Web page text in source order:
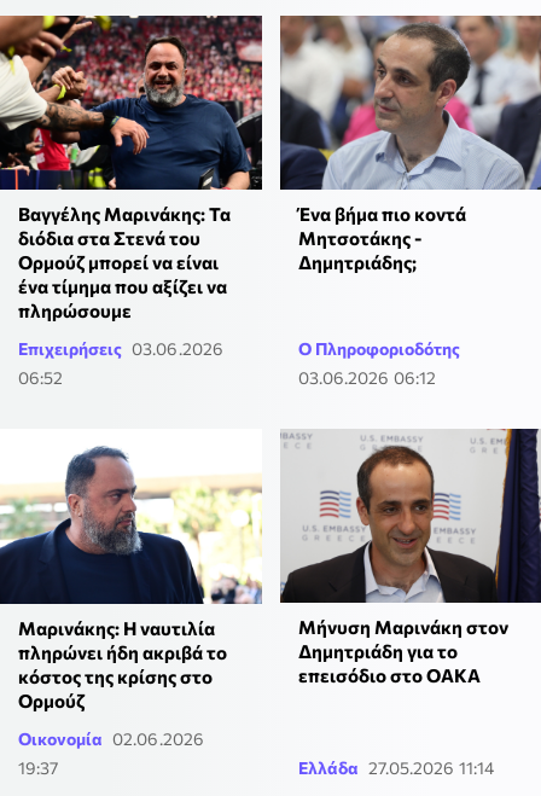
Βαγγέλης Μαρινάκης: Τα
διόδια στα Στενά του
Ορμούζ μπορεί να είναι
ένα τίμημα που αξίζει να
πληρώσουμε
Επιχειρήσεις 03.06.2026
06:52
Ένα βήμα πιο κοντά
Μητσοτάκης -
Δημητριάδης;
Ο Πληροφοριοδότης
03.06.2026 06:12
Μαρινάκης: Η ναυτιλία
πληρώνει ήδη ακριβά το
κόστος της κρίσης στο
Ορμούζ
Οικονομία 02.06.2026
19:37
Μήνυση Μαρινάκη στον
Δημητριάδη για το
επεισόδιο στο ΟΑΚΑ
Ελλάδα 27.05.2026 11:14